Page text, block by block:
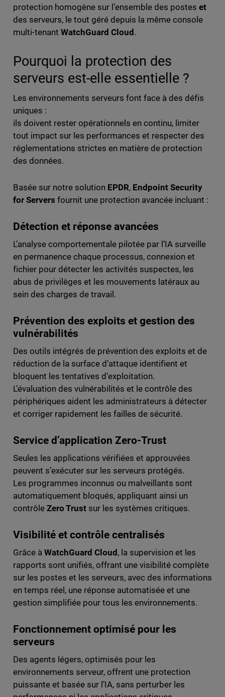
protection homogène sur l’ensemble des posteset
des serveurs, le tout géré depuis la même console
multi-tenant WatchGuard Cloud.
Pourquoi la protection des
serveurs est-elle essentielle ?
Les environnements serveurs font face à des défis
uniques :
ils doivent rester opérationnels en continu, limiter
tout impact sur les performances et respecter des
réglementations strictes en matière de protection
des données.
Basée sur notre solution EPDR, Endpoint Security
for Servers fournit une protection avancée incluant :
Détection et réponse avancées
L’analyse comportementale pilotée par l’IA surveille
en permanence chaque processus, connexion et
fichier pour détecter les activités suspectes, les
abus de privilèges et les mouvements latéraux au
sein des charges de travail.
Prévention des exploits et gestion des
vulnérabilités
Des outils intégrés de prévention des exploits et de
réduction de la surface d’attaque identifient et
bloquent les tentatives d’exploitation.
L’évaluation des vulnérabilités et le contrôle des
périphériques aident les administrateurs à détecter
et corriger rapidement les failles de sécurité.
Service d’application Zero-Trust
Seules les applications vérifiées et approuvées
peuvent s’exécuter sur les serveurs protégés.
Les programmes inconnus ou malveillants sont
automatiquement bloqués, appliquant ainsi un
contrôle Zero Trustsur les systèmes critiques.
Visibilité et contrôle centralisés
Grâce à WatchGuard Cloud, la supervision et les
rapports sont unifiés, offrant une visibilité complète
sur les postes et les serveurs, avec des informations
en temps réel, une réponse automatisée et une
gestion simplifiée pour tous les environnements.
Fonctionnement optimisé pour les
serveurs
Des agents légers, optimisés pour les
environnements serveur, offrent une protection
puissante et basée sur l’IA, sans perturber les